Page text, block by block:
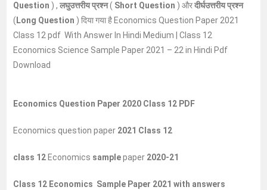
Question ) ,लघुउत्तरीय प्रश्न( Short Question ) औरदीर्घउत्तरीय प्रश्न
( Long Question ) दिया गया है Economics Question Paper 2021
Class 12 pdf With Answer In Hindi Medium | Class 12
Economics Science Sample Paper 2021 – 22 in Hindi Pdf
Download
Economics Question Paper 2020 Class 12 PDF
Economics question paper 2021 Class 12
class 12 Economics samplepaper 2020-21
Class 12 Economics Sample Paper 2021 with answers